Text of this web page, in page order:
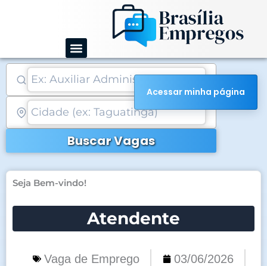
conteúdo
Buscar Vagas
Seja Bem-vindo!
Atendente
Vaga de Emprego
03/06/2026
Acessar minha página